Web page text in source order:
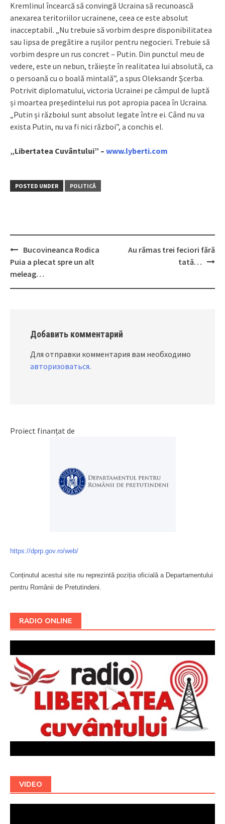
Kremlinul încearcă să convingă Ucraina să recunoască
anexarea teritoriilor ucrainene, ceea ce este absolut
inacceptabil. „Nu trebuie să vorbim despre disponibilitatea
sau lipsa de pregătire a rușilor pentru negocieri. Trebuie să
vorbim despre un rus concret – Putin. Din punctul meu de
vedere, este un nebun, trăiește în realitatea lui absolută, ca
o persoană cu o boală mintală”, a spus Oleksandr Şcerba.
Potrivit diplomatului, victoria Ucrainei pe câmpul de luptă
și moartea președintelui rus pot apropia pacea în Ucraina.
„Putin și războiul sunt absolut legate între ei. Când nu va
exista Putin, nu va fi nici război”, a conchis el.
„Libertatea Cuvântului” – www.lyberti.com
POSTED UNDER POLITICĂ
Post
navigation
Bucovineanca Rodica
Puia a plecat spre un alt
meleag…
Au rămas trei feciori fără
tată…
Добавить комментарий
Для отправки комментария вам необходимо
авторизоваться.
Proiect finanțat de
https://dprp.gov.ro/web/
Conținutul acestui site nu reprezintă poziția oficială a Departamentului
pentru Românii de Pretutindeni.
RADIO ONLINE
VIDEO